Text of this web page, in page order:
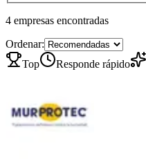
4 empresas encontradas
Ordenar:
Top
Responde rápido